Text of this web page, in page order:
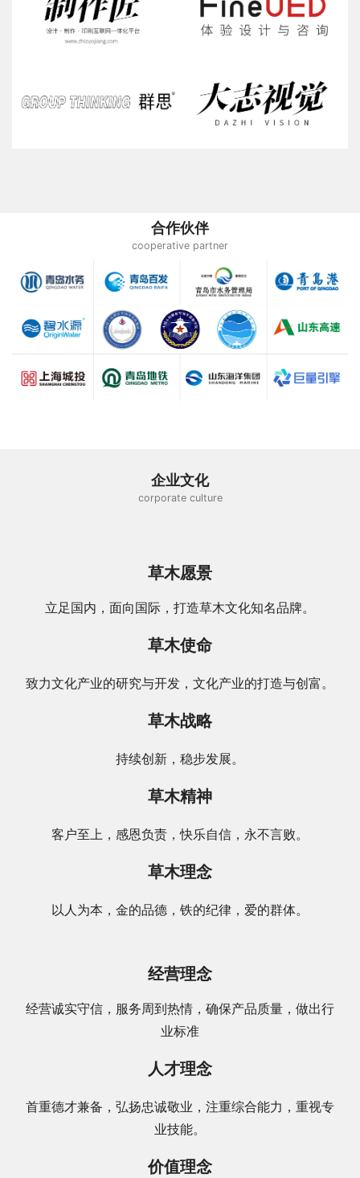
合作伙伴
cooperative partner
企业文化
corporate culture
草木愿景
立足国内，面向国际，打造草木文化知名品牌。
草木使命
致力文化产业的研究与开发，文化产业的打造与创富。
草木战略
持续创新，稳步发展。
草木精神
客户至上，感恩负责，快乐自信，永不言败。
草木理念
以人为本，金的品德，铁的纪律，爱的群体。
经营理念
经营诚实守信，服务周到热情，确保产品质量，做出行
业标准
人才理念
首重德才兼备，弘扬忠诚敬业，注重综合能力，重视专
业技能。
价值理念